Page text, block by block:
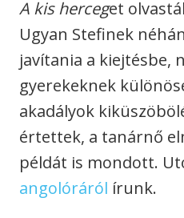
A kis herceget
Ugyan Stefinek
javítania a kiejtésbe,
gyerekeknek
akadályok
értettek, a tanárnő
példát is mondott.
angolóráról írunk.